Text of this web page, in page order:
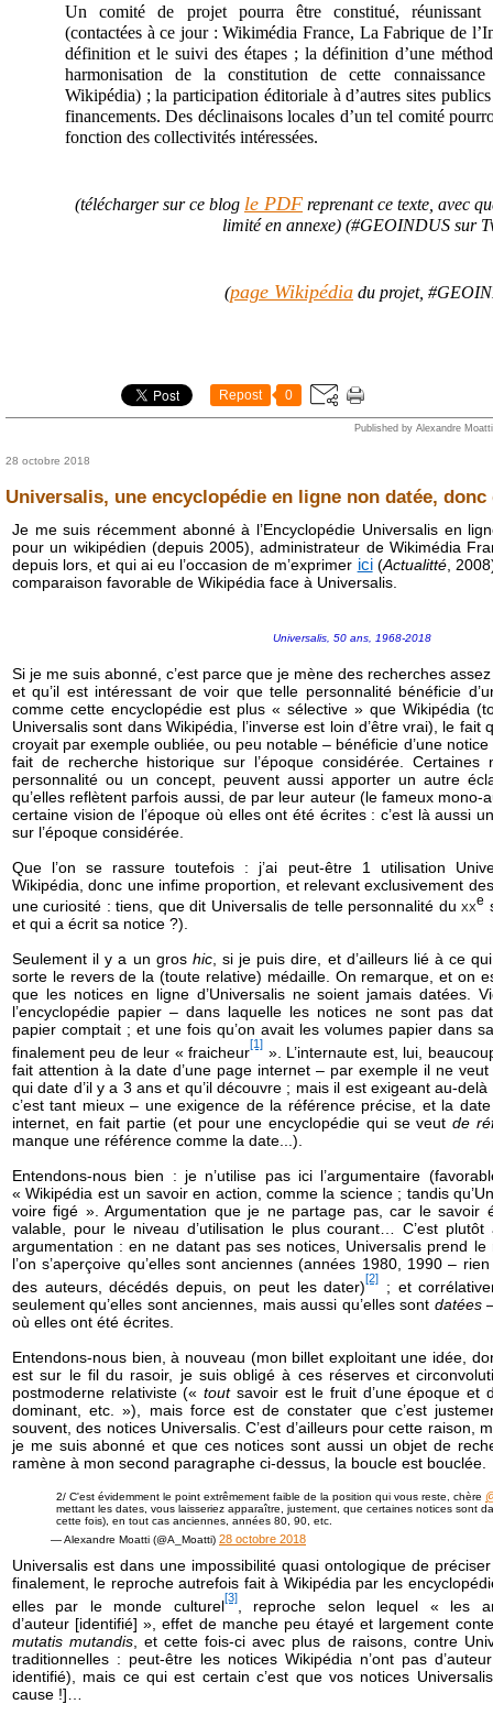
Un comité de projet pourra être constitué, réunissant
(contactées à ce jour : Wikimédia France, La Fabrique de
définition et le suivi des étapes ; la définition d’une
harmonisation de la constitution de cette
Wikipédia) ; la participation éditoriale à d’autres sites
financements. Des déclinaisons locales d’un tel comité
fonction des collectivités intéressées.
(télécharger sur ce blog le PDF reprenant ce texte, avec
limité en annexe) (#GEOINDUS sur
(page Wikipédia du projet,
Repost 0
Published by Alexandre Moatti
28 octobre 2018
Universalis, une encyclopédie en ligne non datée, donc
Je me suis récemment abonné à l’Encyclopédie Universalis en
pour un wikipédien (depuis 2005), administrateur de Wikimédia
depuis lors, et qui ai eu l’occasion de m’exprimer ici(Actualitté,
comparaison favorable de Wikipédia face à Universalis.
Universalis, 50 ans, 1968-2018
Si je me suis abonné, c’est parce que je mène des recherches
et qu’il est intéressant de voir que telle personnalité bénéficie
comme cette encyclopédie est plus « sélective » que Wikipédia
Universalis sont dans Wikipédia, l’inverse est loin d’être vrai), le fait
croyait par exemple oubliée, ou peu notable – bénéficie d’une
fait de recherche historique sur l’époque considérée. Certaines
personnalité ou un concept, peuvent aussi apporter un autre
qu’elles reflètent parfois aussi, de par leur auteur (le fameux mono-
certaine vision de l’époque où elles ont été écrites : c’est là aussi
sur l’époque considérée.
Que l’on se rassure toutefois : j’ai peut-être 1 utilisation
Wikipédia, donc une infime proportion, et relevant exclusivement
une curiosité : tiens, que dit Universalis de telle personnalité duxxe
et qui a écrit sa notice ?).
Seulement il y a un gros hic, si je puis dire, et d’ailleurs lié à ce
sorte le revers de la (toute relative) médaille. On remarque, et on
que les notices en ligne d’Universalis ne soient jamais datées.
l’encyclopédie papier – dans laquelle les notices ne sont pas
papier comptait ; et une fois qu’on avait les volumes papier dans
finalement peu de leur « fraicheur
[1]
». L’internaute est, lui,
fait attention à la date d’une page internet – par exemple il ne
qui date d’il y a 3 ans et qu’il découvre ; mais il est exigeant au-
c’est tant mieux – une exigence de la référence précise, et la date
internet, en fait partie (et pour une encyclopédie qui se veutde
manque une référence comme la date...).
Entendons-nous bien : je n’utilise pas ici l’argumentaire
« Wikipédia est un savoir en action, comme la science ; tandis
voire figé ». Argumentation que je ne partage pas, car le savoir
valable, pour le niveau d’utilisation le plus courant… C’est plutôt
argumentation : en ne datant pas ses notices, Universalis prend
l’on s’aperçoive qu’elles sont anciennes (années 1980, 1990 –
des auteurs, décédés depuis, on peut les dater)
[2]
; et
seulement qu’elles sont anciennes, mais aussi qu’elles sont datées
où elles ont été écrites.
Entendons-nous bien, à nouveau (mon billet exploitant une idée,
est sur le fil du rasoir, je suis obligé à ces réserves et
postmoderne relativiste («toutsavoir est le fruit d’une époque et
dominant, etc. »), mais force est de constater que c’est
souvent, des notices Universalis. C’est d’ailleurs pour cette raison,
je me suis abonné et que ces notices sont aussi un objet de
ramène à mon second paragraphe ci-dessus, la boucle est bouclée.
2/ C'est évidemment le point extrêmement faible de la position qui vous reste, chère
mettant les dates, vous laisseriez apparaître, justement, que certaines notices sont
cette fois), en tout cas anciennes, années 80, 90, etc.
— Alexandre Moatti (@A_Moatti) 28 octobre 2018
Universalis est dans une impossibilité quasi ontologique de
finalement, le reproche autrefois fait à Wikipédia par les
elles par le monde culturel
[3]
, reproche selon lequel « les
d’auteur [identifié] », effet de manche peu étayé et largement
mutatis mutandis , et cette fois-ci avec plus de raisons, contre
traditionnelles : peut-être les notices Wikipédia n’ont pas
identifié), mais ce qui est certain c’est que vos notices
cause !]…